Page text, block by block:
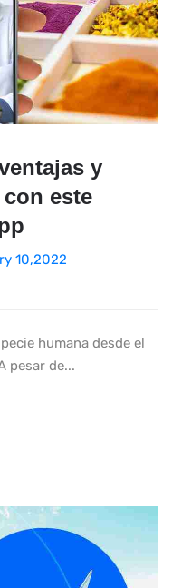
y
este
10,2022
humana desde el
pesar de...